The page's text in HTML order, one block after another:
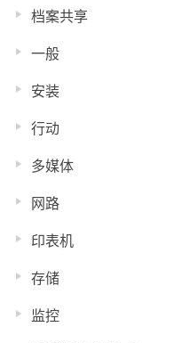
档案共享
一般
安装
行动
多媒体
网路
印表机
存储
监控